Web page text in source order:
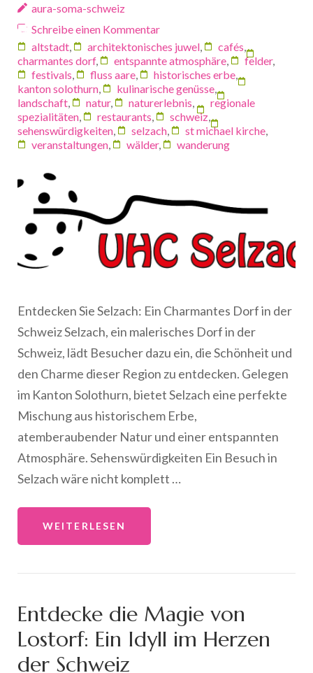
aura-soma-schweiz
Schreibe einen Kommentar
altstadt
architektonisches juwel cafés
charmantes dorf, entspannte atmosphäre felder,
festivals
fluss aare historisches erbe
kanton solothurn
kulinarische genüsse
landschaft
natur, naturerlebnis
regionale
spezialitäten
restaurants schweiz
sehenswürdigkeiten
selzach st michael kirche
veranstaltungen
wälder, wanderung
Entdecken Sie Selzach: Ein Charmantes Dorf in der
Schweiz Selzach, ein malerisches Dorf in der
Schweiz, lädt Besucher dazu ein, die Schönheit und
den Charme dieser Region zu entdecken. Gelegen
im Kanton Solothurn, bietet Selzach eine perfekte
Mischung aus historischem Erbe,
atemberaubender Natur und einer entspannten
Atmosphäre. Sehenswürdigkeiten Ein Besuch in
Selzach wäre nicht komplett …
WEITERLESEN
Entdecke die Magie von
Lostorf: Ein Idyll im Herzen
der Schweiz